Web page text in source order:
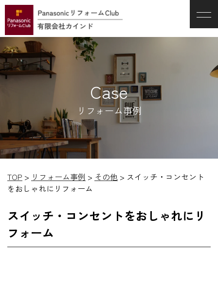
Case
リフォーム事例
TOP > リフォーム事例 > その他 > スイッチ・コンセント
をおしゃれにリフォーム
スイッチ・コンセントをおしゃれにリ
フォーム